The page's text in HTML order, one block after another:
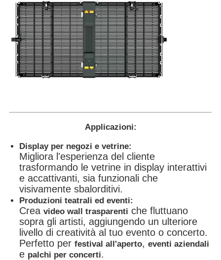
Applicazioni:
Display per negozi e vetrine:
Migliora l'esperienza del cliente
trasformando le vetrine in display interattivi
e accattivanti, sia funzionali che
visivamente sbalorditivi.
Produzioni teatrali ed eventi:
Creavideo wall trasparenti che fluttuano
sopra gli artisti, aggiungendo un ulteriore
livello di creatività al tuo evento o concerto.
Perfetto perfestival all'aperto,eventi aziendali
e palchi per concerti.